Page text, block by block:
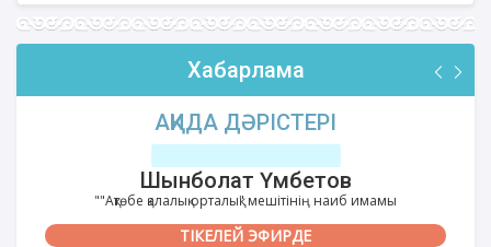
Хабарлама
АҚИДА ДӘРІСТЕРІ
Шынболат Үмбетов
""Ақтөбе қалалық орталық" мешітінің наиб имамы
ТІКЕЛЕЙ ЭФИРДЕ